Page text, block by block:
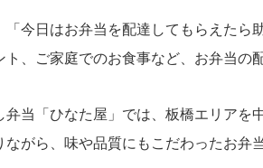
「今日はお弁当を配達してもらえたら
ト、ご家庭でのお食事など、お弁当の
弁当「ひなた屋」では、板橋エリアを
ながら、味や品質にもこだわったお弁